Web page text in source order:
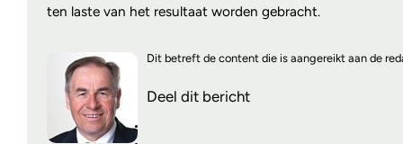
ten laste van het resultaat worden gebracht.
Dit betreft de content die is aangereikt aan de
Deel dit bericht